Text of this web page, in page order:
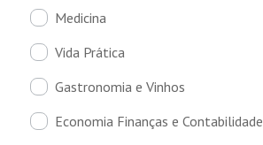
Medicina
Vida Prática
Gastronomia e Vinhos
Economia Finanças e Contabilidade